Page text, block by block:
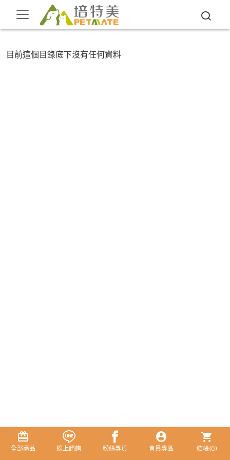
目前這個目錄底下沒有任何資料
全部商品 線上諮詢 粉絲專頁 會員專區 結帳(0)